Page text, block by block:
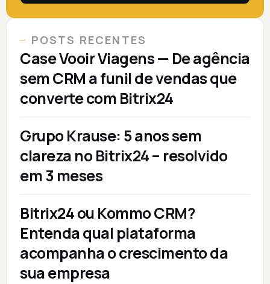
POSTS RECENTES
Case Vooir Viagens — De agência
sem CRM a funil de vendas que
converte com Bitrix24
Grupo Krause: 5 anos sem
clareza no Bitrix24 – resolvido
em 3 meses
Bitrix24 ou Kommo CRM?
Entenda qual plataforma
acompanha o crescimento da
sua empresa